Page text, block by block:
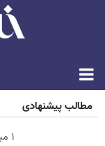
مطالب پیشنهادی
۱ میلیارد اعتبار خرید طلا | بدون ضامن و چک